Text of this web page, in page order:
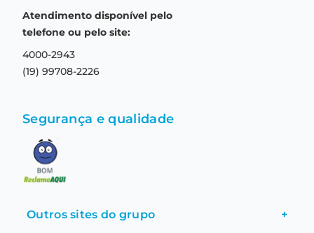
Aviso de privacidade
Termos e condições de uso
Central de relacionamento
Atendimento disponível pelo
telefone ou pelo site:
4000-2943
(19) 99708-2226
Segurança e qualidade
Outros sites do grupo +